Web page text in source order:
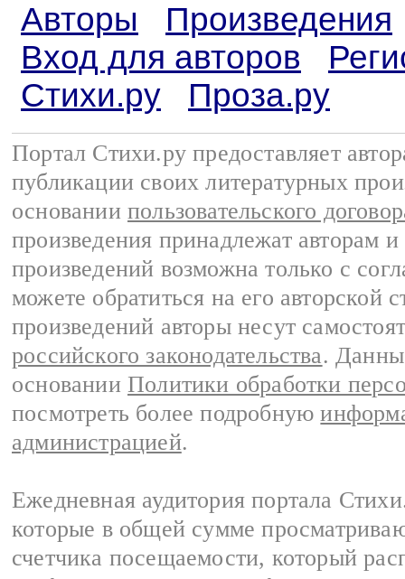
Авторы
Произведения
Вход для авторов
Стихи.ру
Проза.ру
Портал Стихи.ру предоставляет
публикации своих литературных
основании пользовательского
произведения принадлежат авторам
произведений возможна только с
можете обратиться на его авторской
произведений авторы несут
российского законодательства.
основании Политики обработки
посмотреть более подробную
администрацией.
Ежедневная аудитория портала
которые в общей сумме
счетчика посещаемости, который